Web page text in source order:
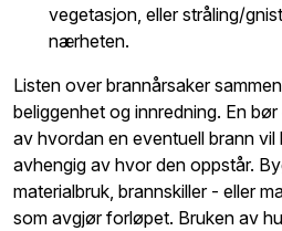
vegetasjon, eller stråling/
nærheten.
Listen over brannårsaker
beliggenhet og innredning. En
av hvordan en eventuell brann vil
avhengig av hvor den oppstår.
materialbruk, brannskiller - eller
som avgjør forløpet. Bruken av